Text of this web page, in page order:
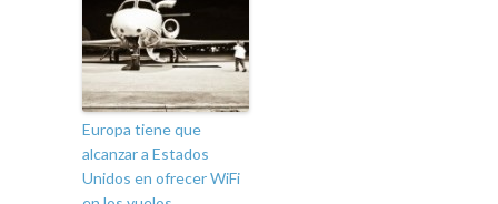
Europa tiene que
alcanzar a Estados
Unidos en ofrecer WiFi